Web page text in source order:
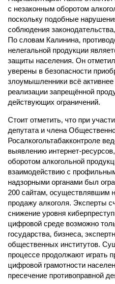
с незаконным оборотом
поскольку подобные
соблюдения
По словам Калинина,
нелегальной продукции
защиты населения. Он
уверены в безопасности
злоумышленники всё
реализации запрещённой
действующих ограничений.
Стоит отметить, что при
депутата и члена
Росалкогольтабакконтроле
выявлению интернет-
оборотом алкогольной
взаимодействию с
надзорными органами был
200 сайтам, осуществлявшим
продажу алкоголя. Эксперты
снижение уровня
цифровой среде возможно
государства, бизнеса,
общественных институтов.
процессе продолжают играть
цифровой грамотности
пресечение противоправной